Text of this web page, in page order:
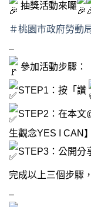
抽獎活動來囉
＃桃園市政府勞動
–
參加活動步驟：
STEP1：按「讚
STEP2：在本文
生觀念YES I CAN】
STEP3：公開分
完成以上三個步驟
–